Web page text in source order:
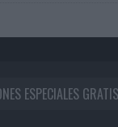
ESPECIALES GRATIS